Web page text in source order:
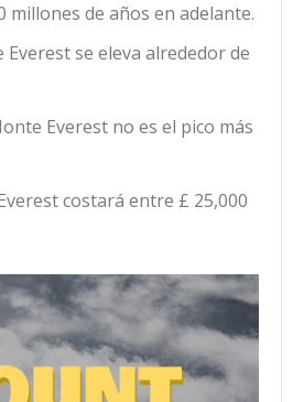
millones de años en adelante.
se eleva alrededor de
Everest no es el pico más
costará entre £ 25,000